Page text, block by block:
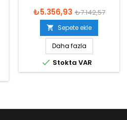
₺5.356,93 ₺7.142,57
 Sepete ekle
Daha fazla
 Stokta VAR